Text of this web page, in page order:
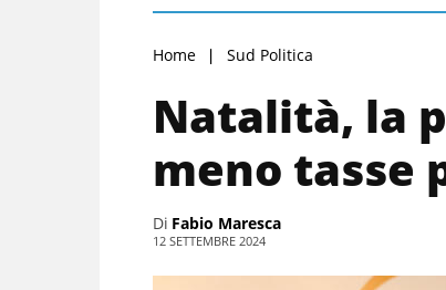
Home Sud Politica
Natalità, la
meno tasse
Di Fabio Maresca
12 SETTEMBRE 2024